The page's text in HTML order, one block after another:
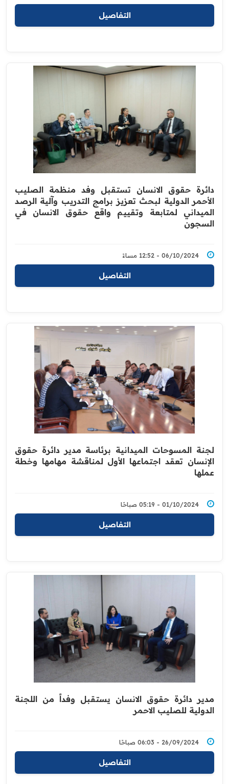
التفاصيل
دائرة حقوق الانسان تستقبل وفد منظمة الصليب
الأحمر الدولية لبحث تعزيز برامج التدريب وآلية الرصد
الميداني لمتابعة وتقييم واقع حقوق الانسان في
السجون
06/10/2024 - 12:52 مساءً
التفاصيل
لجنة المسوحات الميدانية برئاسة مدير دائرة حقوق
الإنسان تعقد اجتماعها الأول لمناقشة مهامها وخطة
عملها
01/10/2024 - 05:19 صباحًا
التفاصيل
مدير دائرة حقوق الانسان يستقبل وفداً من اللجنة
الدولية للصليب الاحمر
26/09/2024 - 06:03 صباحًا
التفاصيل